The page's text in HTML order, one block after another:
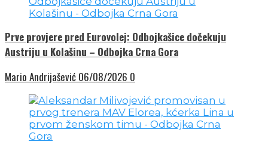
Prve provjere pred Eurovolej: Odbojkašice dočekuju
Austriju u Kolašinu – Odbojka Crna Gora
Mario Andrijašević 06/08/2026 0